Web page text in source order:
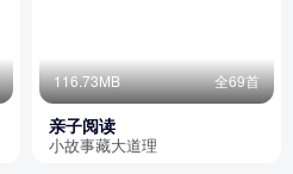
116.73MB 全69首
亲子阅读
小故事藏大道理